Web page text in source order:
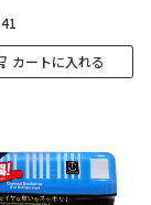
41
カートに入れる